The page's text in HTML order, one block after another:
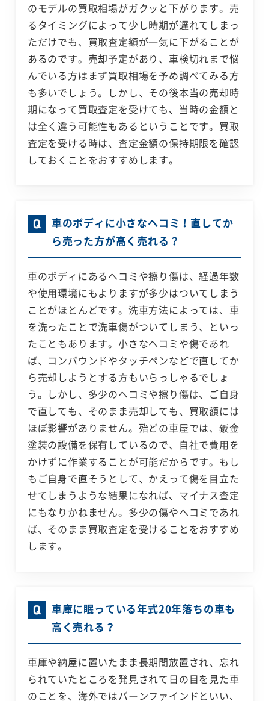
のモデルの買取相場がガクッと下がります。売
るタイミングによって少し時期が遅れてしまっ
ただけでも、買取査定額が一気に下がることが
あるのです。売却予定があり、車検切れまで悩
んでいる方はまず買取相場を予め調べてみる方
も多いでしょう。しかし、その後本当の売却時
期になって買取査定を受けても、当時の金額と
は全く違う可能性もあるということです。買取
査定を受ける時は、査定金額の保持期限を確認
しておくことをおすすめします。
車のボディに小さなヘコミ！直してか
ら売った方が高く売れる？
車のボディにあるヘコミや擦り傷は、経過年数
や使用環境にもよりますが多少はついてしまう
ことがほとんどです。洗車方法によっては、車
を洗ったことで洗車傷がついてしまう、といっ
たこともあります。小さなヘコミや傷であれ
ば、コンパウンドやタッチペンなどで直してか
ら売却しようとする方もいらっしゃるでしょ
う。しかし、多少のヘコミや擦り傷は、ご自身
で直しても、そのまま売却しても、買取額には
ほぼ影響がありません。殆どの車屋では、鈑金
塗装の設備を保有しているので、自社で費用を
かけずに作業することが可能だからです。もし
もご自身で直そうとして、かえって傷を目立た
せてしまうような結果になれば、マイナス査定
にもなりかねません。多少の傷やヘコミであれ
ば、そのまま買取査定を受けることをおすすめ
します。
車庫に眠っている年式20年落ちの車も
高く売れる？
車庫や納屋に置いたまま長期間放置され、忘れ
られていたところを発見されて日の目を見た車
のことを、海外ではバーンファインドといい、